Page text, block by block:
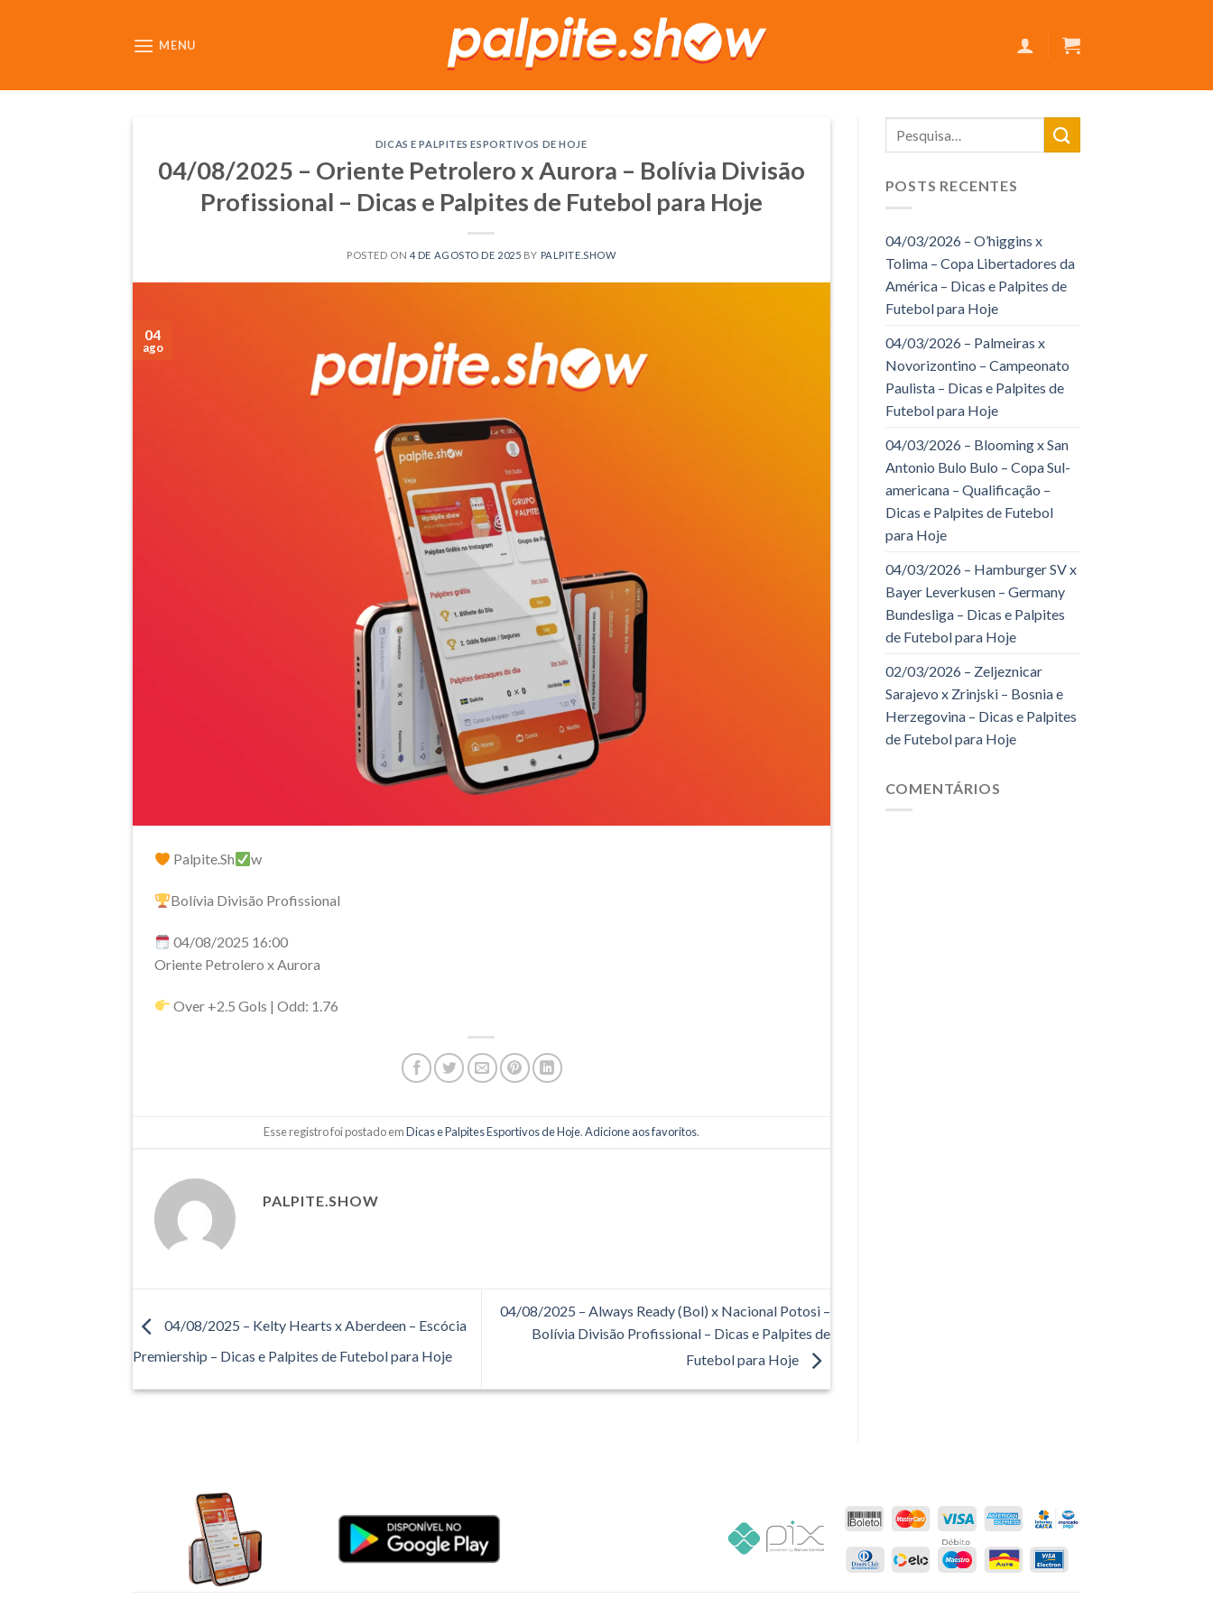
MENU
DICAS E PALPITES ESPORTIVOS DE HOJE
04/08/2025 – Oriente Petrolero x Aurora – Bolívia Divisão
Profissional – Dicas e Palpites de Futebol para Hoje
POSTED ON 4 DE AGOSTO DE 2025 BY PALPITE.SHOW
04
ago
Palpite.Sh w
Bolívia Divisão Profissional
04/08/2025 16:00
Oriente Petrolero x Aurora
Over +2.5 Gols | Odd: 1.76
Esse registro foi postado emDicas e Palpites Esportivos de Hoje.Adicione aos favoritos.
PALPITE.SHOW
04/08/2025 – Kelty Hearts x Aberdeen – Escócia
Premiership – Dicas e Palpites de Futebol para Hoje
04/08/2025 – Always Ready (Bol) x Nacional Potosi –
Bolívia Divisão Profissional – Dicas e Palpites de
Futebol para Hoje
POSTS RECENTES
04/03/2026 – O’higgins x
Tolima – Copa Libertadores da
América – Dicas e Palpites de
Futebol para Hoje
04/03/2026 – Palmeiras x
Novorizontino – Campeonato
Paulista – Dicas e Palpites de
Futebol para Hoje
04/03/2026 – Blooming x San
Antonio Bulo Bulo – Copa Sul-
americana – Qualificação –
Dicas e Palpites de Futebol
para Hoje
04/03/2026 – Hamburger SV x
Bayer Leverkusen – Germany
Bundesliga – Dicas e Palpites
de Futebol para Hoje
02/03/2026 – Zeljeznicar
Sarajevo x Zrinjski – Bosnia e
Herzegovina – Dicas e Palpites
de Futebol para Hoje
COMENTÁRIOS